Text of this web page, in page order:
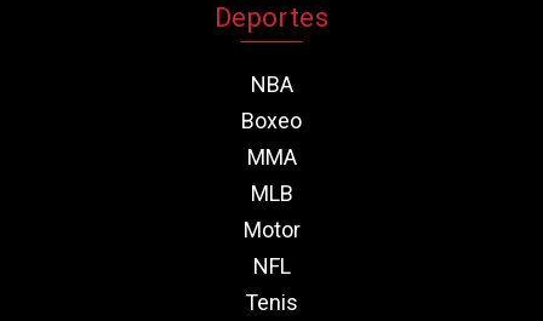
Deportes
NBA
Boxeo
MMA
MLB
Motor
NFL
Tenis